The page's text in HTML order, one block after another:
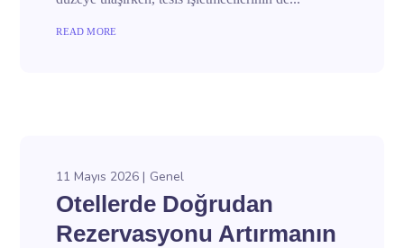
READ MORE
11 Mayıs 2026 Genel
Otellerde Doğrudan
Rezervasyonu Artırmanın